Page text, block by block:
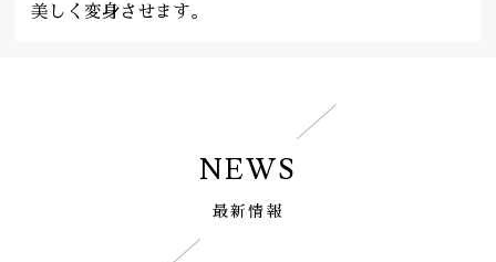
美しく変身させます。
NEWS
最新情報